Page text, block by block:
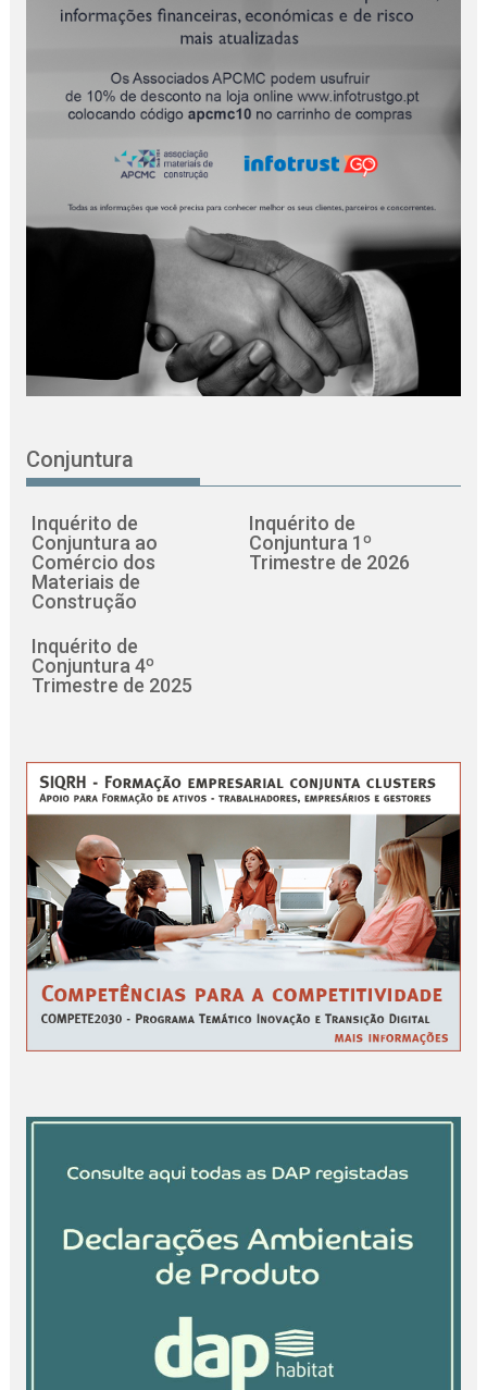
Conjuntura
Inquérito de
Conjuntura ao
Comércio dos
Materiais de
Construção
Inquérito de
Conjuntura 1º
Trimestre de 2026
Inquérito de
Conjuntura 4º
Trimestre de 2025